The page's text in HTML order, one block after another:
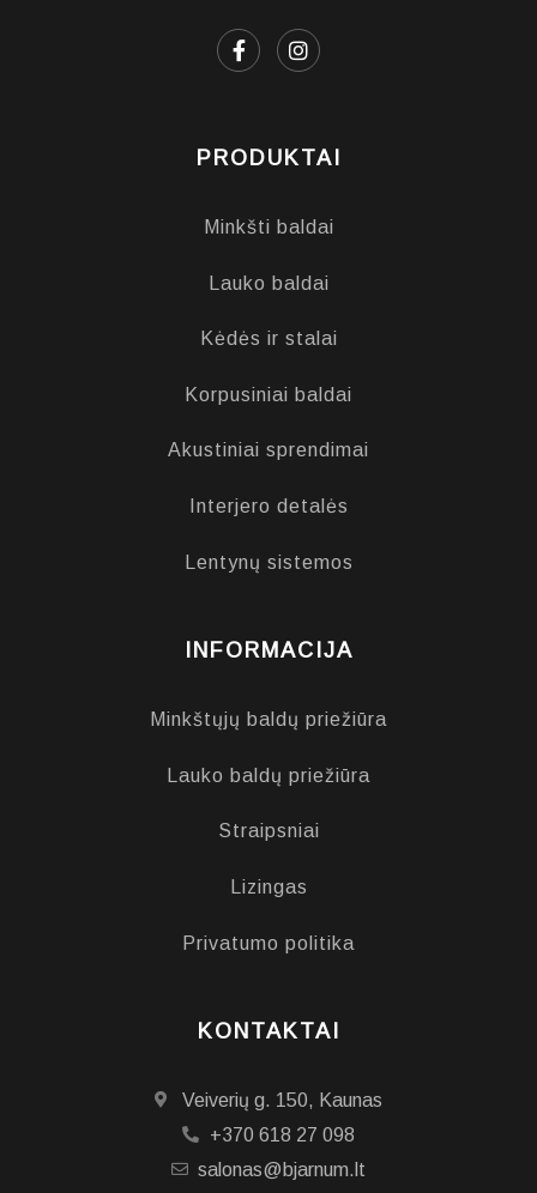
PRODUKTAI
Minkšti baldai
Lauko baldai
Kėdės ir stalai
Korpusiniai baldai
Akustiniai sprendimai
Interjero detalės
Lentynų sistemos
INFORMACIJA
Minkštųjų baldų priežiūra
Lauko baldų priežiūra
Straipsniai
Lizingas
Privatumo politika
KONTAKTAI
Veiverių g. 150, Kaunas
+370 618 27 098
salonas@bjarnum.lt